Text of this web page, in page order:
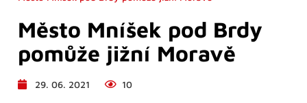
Město Mníšek pod Brdy
pomůže jižní Moravě
29. 06. 2021 10